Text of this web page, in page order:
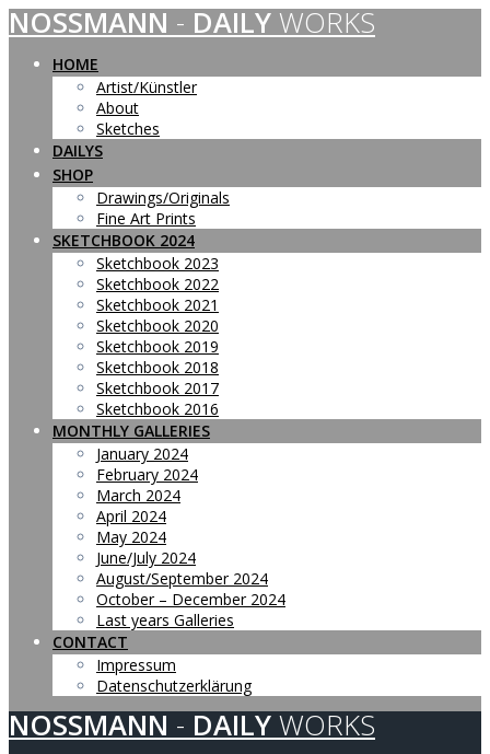
Skip
to
content
NOSSMANN - DAILY WORKS
HOME
Artist/Künstler
About
Sketches
DAILYS
SHOP
Drawings/Originals
Fine Art Prints
SKETCHBOOK 2024
Sketchbook 2023
Sketchbook 2022
Sketchbook 2021
Sketchbook 2020
Sketchbook 2019
Sketchbook 2018
Sketchbook 2017
Sketchbook 2016
MONTHLY GALLERIES
January 2024
February 2024
March 2024
April 2024
May 2024
June/July 2024
August/September 2024
October – December 2024
Last years Galleries
CONTACT
Impressum
Datenschutzerklärung
NOSSMANN - DAILY WORKS